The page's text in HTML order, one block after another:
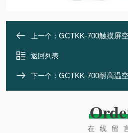
上一个： GCTKK-700触摸屏
返回列表
下一个： GCTKK-700耐高温
在线留